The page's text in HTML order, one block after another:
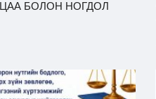
БОЛОН НОГДОЛ